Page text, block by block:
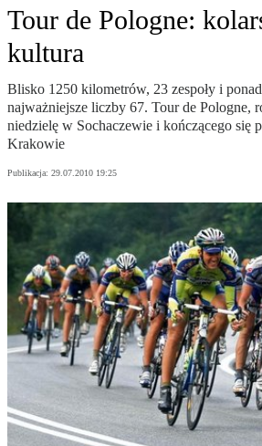
Tour de Pologne:
kultura
Blisko 1250 kilometrów, 23 zespoły i
najważniejsze liczby 67. Tour de Pologne,
niedzielę w Sochaczewie i kończącego się
Krakowie
Publikacja: 29.07.2010 19:25